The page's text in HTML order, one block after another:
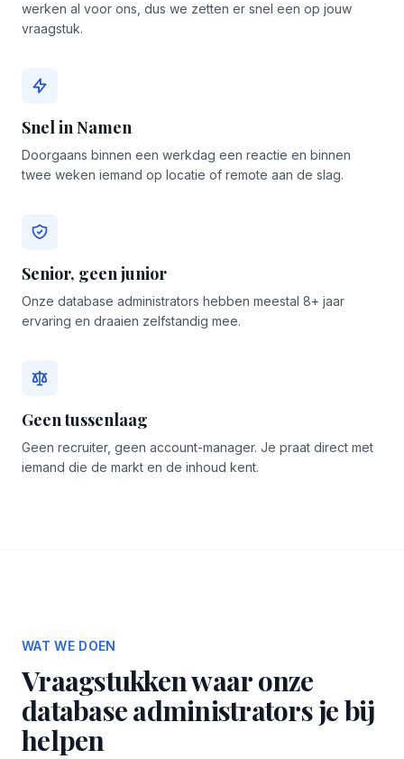
werken al voor ons, dus we zetten er snel een op jouw
vraagstuk.
Snel in Namen
Doorgaans binnen een werkdag een reactie en binnen
twee weken iemand op locatie of remote aan de slag.
Senior, geen junior
Onze database administrators hebben meestal 8+ jaar
ervaring en draaien zelfstandig mee.
Geen tussenlaag
Geen recruiter, geen account-manager. Je praat direct met
iemand die de markt en de inhoud kent.
WAT WE DOEN
Vraagstukken waar onze
database administrators je bij
helpen